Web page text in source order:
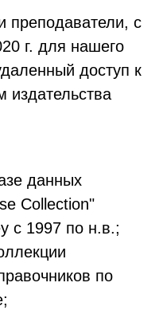
преподаватели, с
г. для нашего
доступ к
издательства
данных
Collection"
с 1997 по н.в.;
по